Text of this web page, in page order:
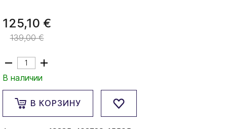
125,10 €
139,00 €
В наличии
В КОРЗИНУ